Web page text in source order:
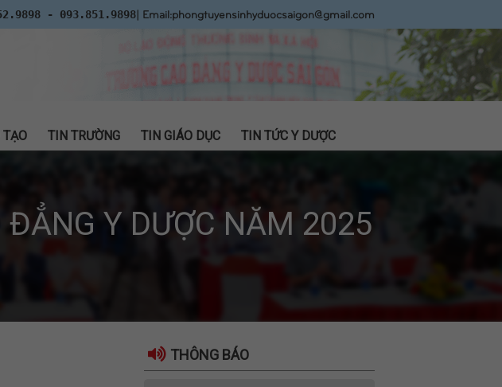
- 093.851.9898| Email:phongtuyensinhyduocsaigon@gmail.com
TẠO TIN TRƯỜNG TIN GIÁO DỤC TIN TỨC Y DƯỢC
ĐẲNG Y DƯỢC NĂM 2025
THÔNG BÁO